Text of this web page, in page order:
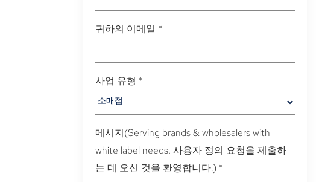
귀하의 이메일 *
사업 유형 *
메시지(Serving brands & wholesalers with
white label needs. 사용자 정의 요청을 제출하
는 데 오신 것을 환영합니다.) *